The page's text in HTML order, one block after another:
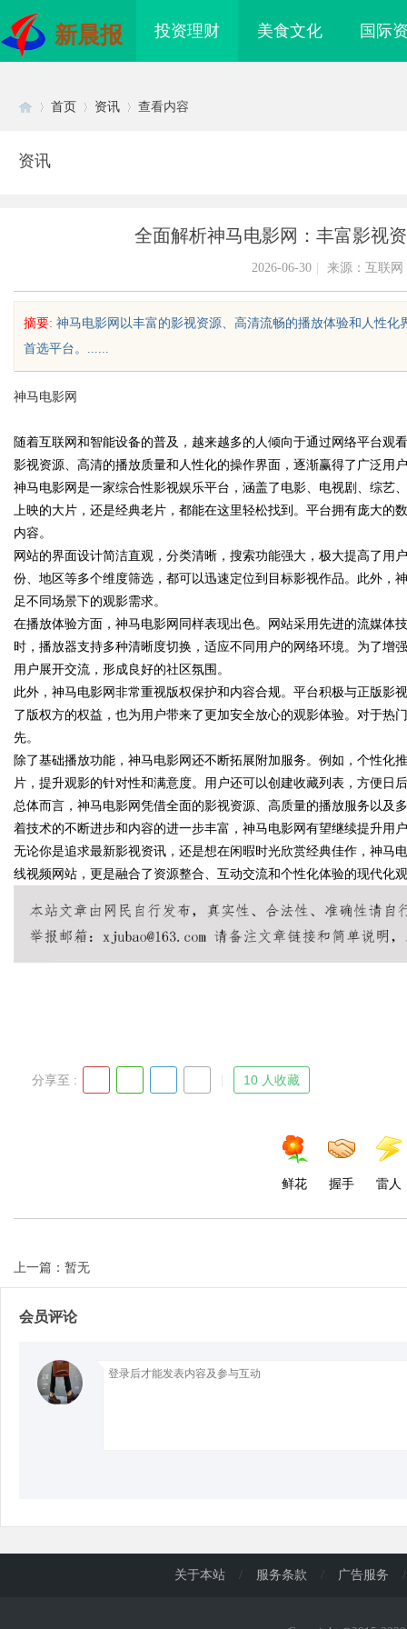
新晨报 投资理财 美食文化 国际
uz
!
Bo
d
首页 资讯 查看内容
资讯
全面解析神马电影网：丰富影视
2026-06-30 来源：互联网
摘要: 神马电影网以丰富的影视资源、高清流畅的播放体验和人性
首选平台。......
神马电影网
随着互联网和智能设备的普及，越来越多的人倾向于通过网络平台观
影视资源、高清的播放质量和人性化的操作界面，逐渐赢得了广泛用
神马电影网是一家综合性影视娱乐平台，涵盖了电影、电视剧、综艺
上映的大片，还是经典老片，都能在这里轻松找到。平台拥有庞大的
内容。
网站的界面设计简洁直观，分类清晰，搜索功能强大，极大提高了用
份、地区等多个维度筛选，都可以迅速定位到目标影视作品。此外，
足不同场景下的观影需求。
在播放体验方面，神马电影网同样表现出色。网站采用先进的流媒体
时，播放器支持多种清晰度切换，适应不同用户的网络环境。为了增
用户展开交流，形成良好的社区氛围。
此外，神马电影网非常重视版权保护和内容合规。平台积极与正版影
了版权方的权益，也为用户带来了更加安全放心的观影体验。对于热
先。
除了基础播放功能，神马电影网还不断拓展附加服务。例如，个性化
片，提升观影的针对性和满意度。用户还可以创建收藏列表，方便日
总体而言，神马电影网凭借全面的影视资源、高质量的播放服务以及
着技术的不断进步和内容的进一步丰富，神马电影网有望继续提升用
无论你是追求最新影视资讯，还是想在闲暇时光欣赏经典佳作，神马
线视频网站，更是融合了资源整合、互动交流和个性化体验的现代化
分享至 : 10 人收藏
鲜花 握手 雷人
上一篇：暂无
会员评论
用，规避侵权风险
关于本站 / 服务条款 / 广告服务 /